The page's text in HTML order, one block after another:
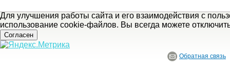
Для улучшения работы сайта и его взаимодействия с
использование cookie-файлов. Вы всегда можете
Согласен
Обратная связь